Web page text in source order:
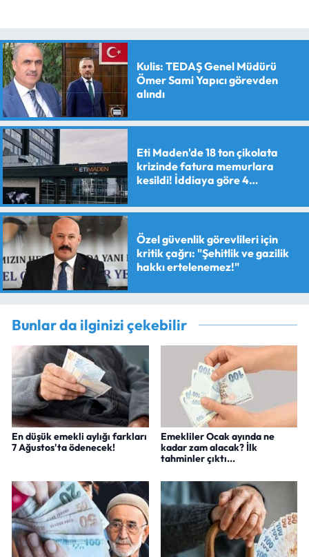
Kulis: TEDAŞ Genel Müdürü
Ömer Sami Yapıcı görevden
alındı
Eti Maden'de 18 ton çikolata
krizinde fatura memurlara
kesildi! İddiaya göre 4
verildi
Özel güvenlik görevlileri için
kritik çağrı: "Şehitlik ve gazilik
hakkı ertelenemez!"
Bunlar da ilginizi çekebilir
En düşük emekli aylığı farkları
7 Ağustos'ta ödenecek!
Emekliler Ocak ayında ne
kadar zam alacak? İlk
tahminler çıktı...